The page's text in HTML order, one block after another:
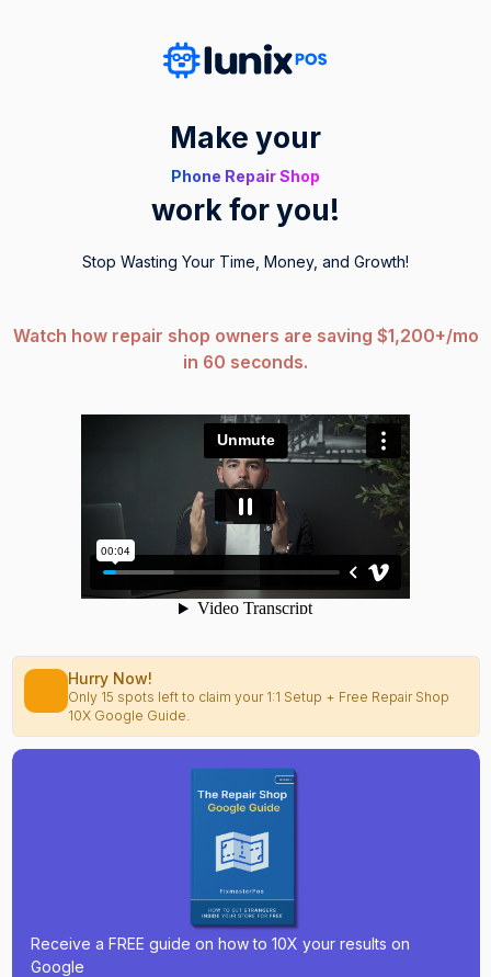
Make your
Phone Repair Shop
work for you!
Stop Wasting Your Time, Money, and Growth!
Watch how repair shop owners are saving $1,200+/mo
in 60 seconds.
Hurry Now!
Only 15 spots left to claim your 1:1 Setup + Free Repair Shop
10X Google Guide.
Receive a FREE guide on how to 10X your results on
Google